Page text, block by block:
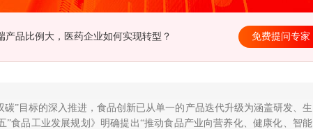
新路径在哪？该如何去制定长远规划？ 免费提问专家
”目标的深入推进，食品创新已从单一的产品迭代升级为涵盖研发、生
”食品工业发展规划》明确提出“推动食品产业向营养化、健康化、智能